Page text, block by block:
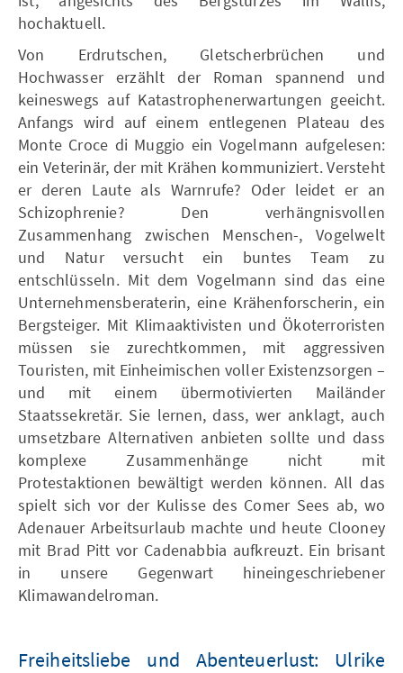
hochaktuell.
Von Erdrutschen, Gletscherbrüchen und
Hochwasser erzählt der Roman spannend und
keineswegs auf Katastrophenerwartungen geeicht.
Anfangs wird auf einem entlegenen Plateau des
Monte Croce di Muggio ein Vogelmann aufgelesen:
ein Veterinär, der mit Krähen kommuniziert. Versteht
er deren Laute als Warnrufe? Oder leidet er an
Schizophrenie? Den verhängnisvollen
Zusammenhang zwischen Menschen-, Vogelwelt
und Natur versucht ein buntes Team zu
entschlüsseln. Mit dem Vogelmann sind das eine
Unternehmensberaterin, eine Krähenforscherin, ein
Bergsteiger. Mit Klimaaktivisten und Ökoterroristen
müssen sie zurechtkommen, mit aggressiven
Touristen, mit Einheimischen voller Existenzsorgen –
und mit einem übermotivierten Mailänder
Staatssekretär. Sie lernen, dass, wer anklagt, auch
umsetzbare Alternativen anbieten sollte und dass
komplexe Zusammenhänge nicht mit
Protestaktionen bewältigt werden können. All das
spielt sich vor der Kulisse des Comer Sees ab, wo
Adenauer Arbeitsurlaub machte und heute Clooney
mit Brad Pitt vor Cadenabbia aufkreuzt. Ein brisant
in unsere Gegenwart hineingeschriebener
Klimawandelroman.
Freiheitsliebe und Abenteuerlust: Ulrike